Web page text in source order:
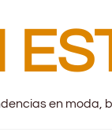
en moda,